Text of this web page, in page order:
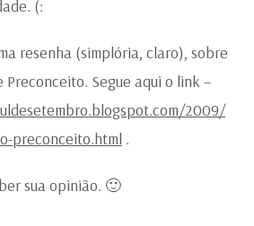
(:
resenha (simplória, claro), sobre
Preconceito. Segue aqui o link –
2009/
preconceito.html .
sua opinião. 🙂